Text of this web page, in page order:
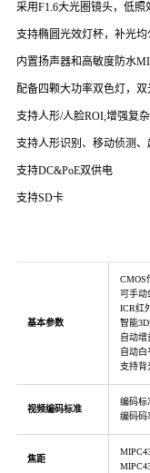
采用F1.6大光圈镜头，低照
支持椭圆光效灯杯，补光均
内置扬声器和高敏度防水
配备四颗大功率双色灯，
支持人形/人脸ROI,增强复
支持人形识别、移动侦测
支持DC&PoE双供电
支持SD卡
基本参数
CMOS
可手动
ICR红
智能
自动增
自动白
支持背
视频编码标准
编码标
编码码
焦距